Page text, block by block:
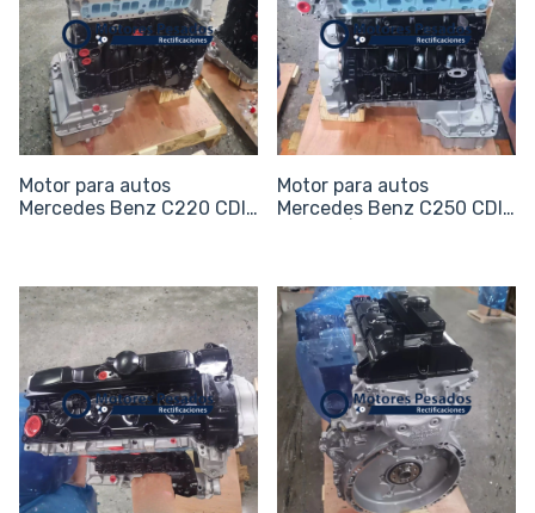
Motor para autos
Mercedes Benz C220 CDI |
Motor para autos
Mercedes Benz C250 CDI